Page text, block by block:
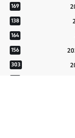
169
138
164
156
303